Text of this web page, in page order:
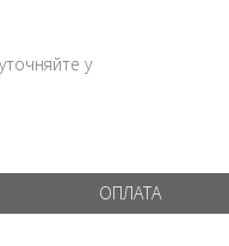
у
ОПЛАТА